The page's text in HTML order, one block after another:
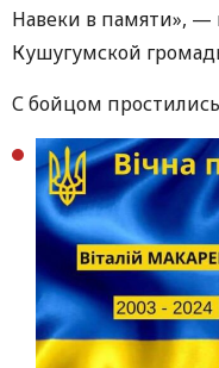
Навеки в памяти», —
Кушугумской
С бойцом